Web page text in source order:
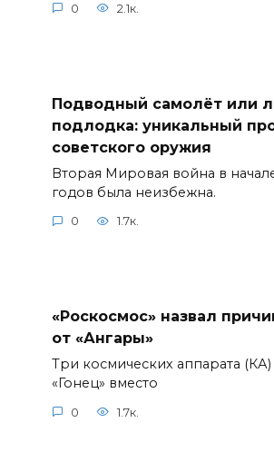
0 2.1к.
Подводный самолёт или
подлодка: уникальный
советского оружия
Вторая Мировая война в
годов была неизбежна.
0 1.7к.
«Роскосмос» назвал
от «Ангары»
Три космических аппарата
«Гонец» вместо
0 1.7к.